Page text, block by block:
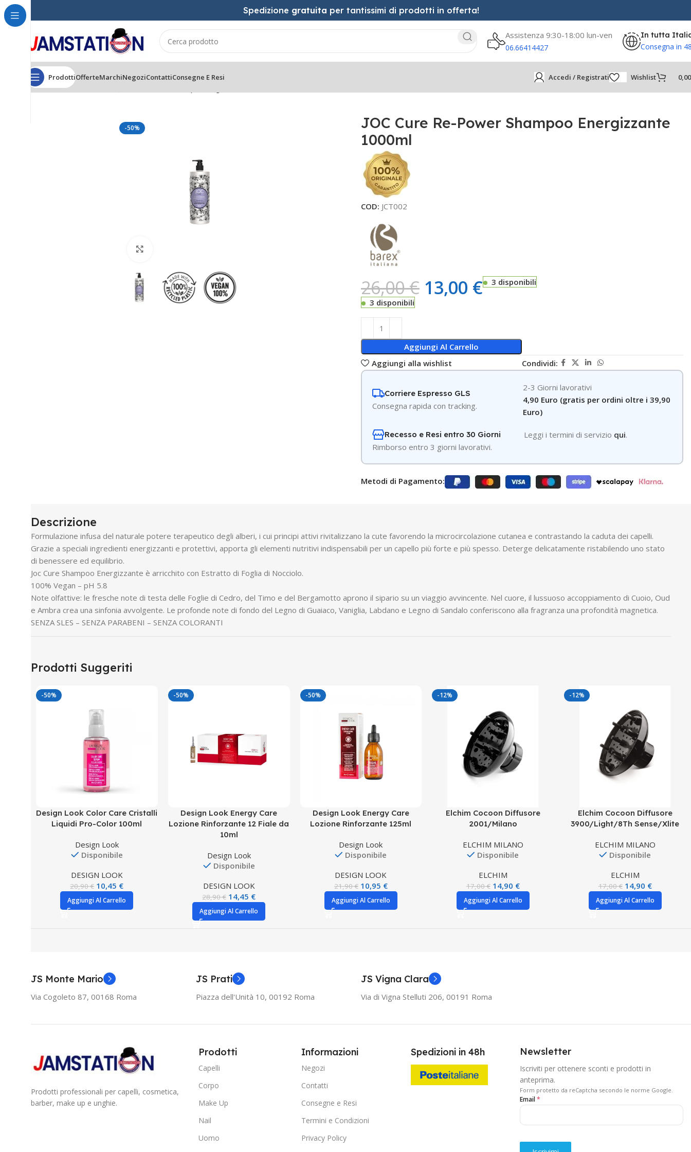
Spedizione gratuita per tantissimi di prodotti in offerta!
Assistenza 9:30-18:00 lun-ven
06.66414427
In tutta
Consegna in
ProdottiOfferteMarchiNegoziContattiConsegne E Resi Accedi / Registrati Wishlist
Home CAPELLI
-50%
JOC Cure Re-Power Shampoo Energizzante
1000ml
COD: JCT002
26,00€ 13,00 €
3 disponibili
3 disponibili
Aggiungi Al Carrello
Aggiungi alla wishlist
Condividi:
Corriere Espresso GLS
Consegna rapida con tracking.
2-3 Giorni lavorativi
4,90 Euro (gratis per ordini oltre i 39,90
Euro)
Recesso e Resi entro 30 Giorni
Rimborso entro 3 giorni lavorativi.
Leggi i termini di servizio qui.
Metodi di Pagamento:
Descrizione
Formulazione infusa del naturale potere terapeutico degli alberi, i cui principi attivi rivitalizzano la cute favorendo la microcircolazione cutanea e contrastando la caduta dei capelli.
Grazie a speciali ingredienti energizzanti e protettivi, apporta gli elementi nutritivi indispensabili per un capello più forte e più spesso. Deterge delicatamente ristabilendo uno stato
di benessere ed equilibrio.
Joc Cure Shampoo Energizzante è arricchito con Estratto di Foglia di Nocciolo.
100% Vegan – pH 5.8
Note olfattive: le fresche note di testa delle Foglie di Cedro, del Timo e del Bergamotto aprono il sipario su un viaggio avvincente. Nel cuore, il lussuoso accoppiamento di Cuoio, Oud
e Ambra crea una sinfonia avvolgente. Le profonde note di fondo del Legno di Guaiaco, Vaniglia, Labdano e Legno di Sandalo conferiscono alla fragranza una profondità magnetica.
SENZA SLES – SENZA PARABENI – SENZA COLORANTI
Prodotti Suggeriti
-50%
Design Look Color Care Cristalli
Liquidi Pro-Color 100ml
Design Look
Disponibile
DESIGN LOOK
20,90€ 10,45 €
Aggiungi Al Carrello
-50%
Design Look Energy Care
Lozione Rinforzante 12 Fiale da
10ml
Design Look
Disponibile
DESIGN LOOK
28,90€ 14,45 €
Aggiungi Al Carrello
-50%
Design Look Energy Care
Lozione Rinforzante 125ml
Design Look
Disponibile
DESIGN LOOK
21,90€ 10,95 €
Aggiungi Al Carrello
-12%
Elchim Cocoon Diffusore
2001/Milano
ELCHIM MILANO
Disponibile
ELCHIM
17,00€ 14,90 €
Aggiungi Al Carrello
-12%
Elchim Cocoon Diffusore
3900/Light/8Th Sense/Xlite
ELCHIM MILANO
Disponibile
ELCHIM
17,00€ 14,90 €
Aggiungi Al Carrello
JS Monte Mario
Via Cogoleto 87, 00168 Roma
JS Prati
Piazza dell'Unità 10, 00192 Roma
JS Vigna Clara
Via di Vigna Stelluti 206, 00191 Roma
Prodotti professionali per capelli, cosmetica,
barber, make up e unghie.
Prodotti
Capelli
Corpo
Make Up
Nail
Uomo
Informazioni
Negozi
Contatti
Consegne e Resi
Termini e Condizioni
Privacy Policy
Spedizioni in 48h Newsletter
Iscriviti per ottenere sconti e prodotti in
anteprima.
Form protetto da reCaptcha secondo le norme Google.
Email*